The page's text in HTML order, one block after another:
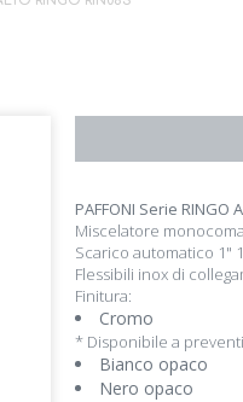
PAFFONI Serie RINGO
Miscelatore
Scarico automatico 1"
Flessibili inox di
Finitura:
Cromo
* Disponibile a
Bianco opaco
Nero opaco